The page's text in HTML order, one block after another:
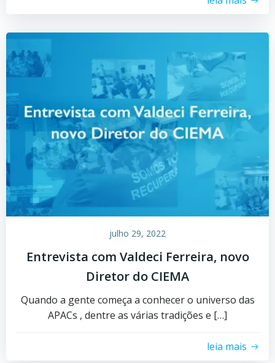
julho 29, 2022
Entrevista com Valdeci Ferreira, novo
Diretor do CIEMA
Quando a gente começa a conhecer o universo das
APACs , dentre as várias tradições e […]
leia mais